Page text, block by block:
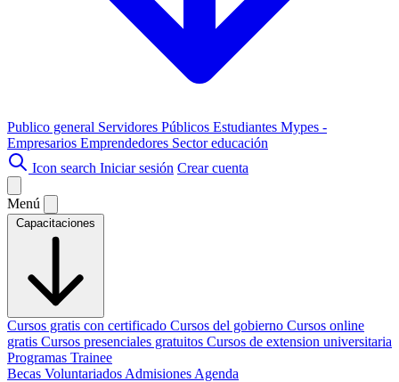
Publico general Servidores Públicos Estudiantes Mypes -
Empresarios Emprendedores Sector educación
Icon search Iniciar sesión Crear cuenta
Menú
Capacitaciones
Cursos gratis con certificado Cursos del gobierno Cursos online
gratis Cursos presenciales gratuitos Cursos de extension universitaria
Programas Trainee
Becas Voluntariados Admisiones Agenda